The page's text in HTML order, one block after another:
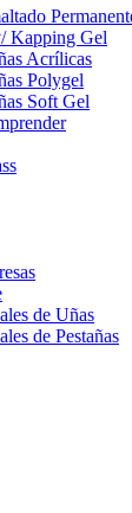
Kapping Gel
Acrílicas
Polygel
Soft Gel
de Uñas
de Pestañas